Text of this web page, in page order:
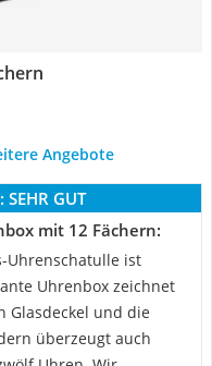
Angebote
SEHR GUT
mit 12 Fächern:
Uhrenschatulle ist
Uhrenbox zeichnet
und die
überzeugt auch